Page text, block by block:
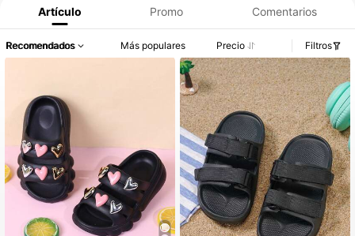
Artículo Promo Comentarios
Recomendados Más populares Precio Filtros